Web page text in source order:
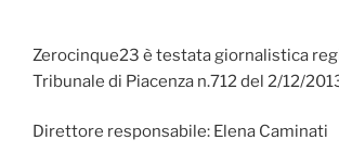
Zerocinque23 è testata giornalistica
Tribunale di Piacenza n.712 del 2/12/
Direttore responsabile: Elena Caminati